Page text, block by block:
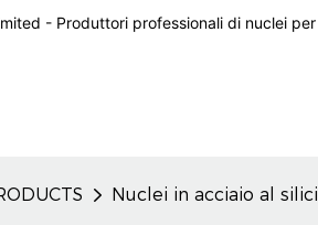
- Produttori professionali di nuclei
Nuclei in acciaio al